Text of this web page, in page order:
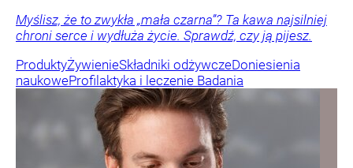
Myślisz, że to zwykła „mała czarna”? Ta kawa najsilniej
chroni serce i wydłuża życie. Sprawdź, czy ją pijesz.
ProduktyŻywienieSkładniki odżywczeDoniesienia
naukoweProfilaktyka i leczenie Badania